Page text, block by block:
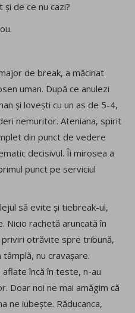
și de ce nu cazi?
de break, a măcinat
uman. După ce anulezi
și lovești cu un as de 5-4,
nemuritor. Ateniana, spirit
din punct de vedere
decisivul. Îi mirosea a
punct pe serviciul
să evite și tiebreak-ul,
Nicio rachetă aruncată în
otrăvite spre tribună,
nu cravașare.
aflate încă în teste, n-au
Doar noi ne mai amăgim că
ne iubește. Răducanca,